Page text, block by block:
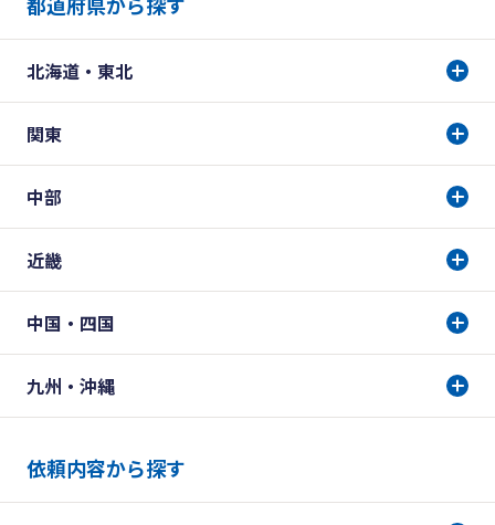
北海道・東北
関東
中部
近畿
中国・四国
九州・沖縄
依頼内容から探す